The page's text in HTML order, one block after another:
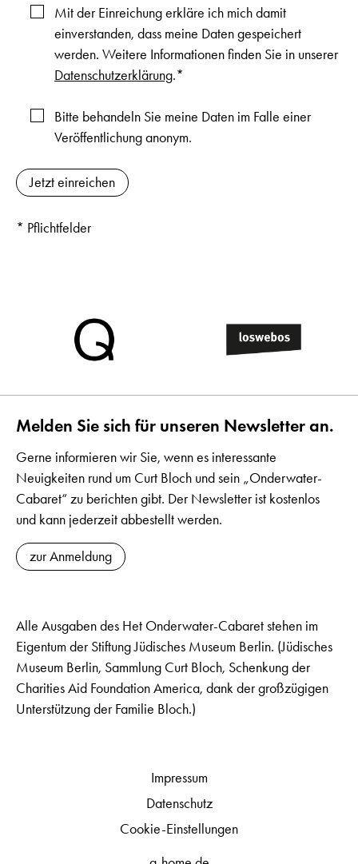
Mit der Einreichung erkläre ich mich damit
einverstanden, dass meine Daten gespeichert
werden. Weitere Informationen finden Sie in unserer
Datenschutzerklärung.*
Bitte behandeln Sie meine Daten im Falle einer
Veröffentlichung anonym.
* Pflichtfelder
Melden Sie sich für unseren Newsletter an.
Gerne informieren wir Sie, wenn es interessante
Neuigkeiten rund um Curt Bloch und sein „Onderwater-
Cabaret“ zu berichten gibt. Der Newsletter ist kostenlos
und kann jederzeit abbestellt werden.
zur Anmeldung
Alle Ausgaben des Het Onderwater-Cabaret stehen im
Eigentum der Stiftung Jüdisches Museum Berlin. (Jüdisches
Museum Berlin, Sammlung Curt Bloch, Schenkung der
Charities Aid Foundation America, dank der großzügigen
Unterstützung der Familie Bloch.)
Impressum
Datenschutz
Cookie-Einstellungen